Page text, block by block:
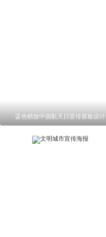
蓝色精致中国航天日宣传展板设计